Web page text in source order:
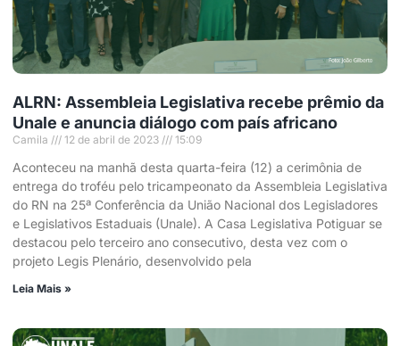
ALRN: Assembleia Legislativa recebe prêmio da
Unale e anuncia diálogo com país africano
Camila 12 de abril de 2023 15:09
Aconteceu na manhã desta quarta-feira (12) a cerimônia de
entrega do troféu pelo tricampeonato da Assembleia Legislativa
do RN na 25ª Conferência da União Nacional dos Legisladores
e Legislativos Estaduais (Unale). A Casa Legislativa Potiguar se
destacou pelo terceiro ano consecutivo, desta vez com o
projeto Legis Plenário, desenvolvido pela
Leia Mais »